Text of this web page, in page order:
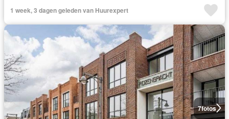
1 week, 3 dagen geleden van Huurexpert
7fotos